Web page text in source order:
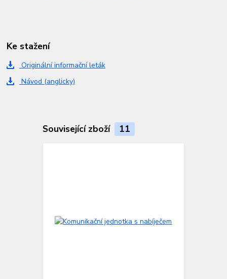
Ke stažení
Originální informační leták
Návod (anglicky)
Související zboží 11